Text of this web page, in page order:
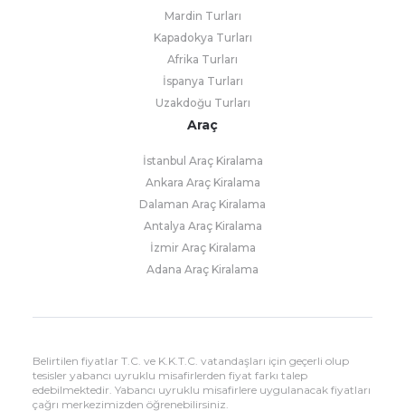
Mardin Turları
Kapadokya Turları
Afrika Turları
İspanya Turları
Uzakdoğu Turları
Araç
İstanbul Araç Kiralama
Ankara Araç Kiralama
Dalaman Araç Kiralama
Antalya Araç Kiralama
İzmir Araç Kiralama
Adana Araç Kiralama
Belirtilen fiyatlar T.C. ve K.K.T.C. vatandaşları için geçerli olup
tesisler yabancı uyruklu misafirlerden fiyat farkı talep
edebilmektedir. Yabancı uyruklu misafirlere uygulanacak fiyatları
çağrı merkezimizden öğrenebilirsiniz.